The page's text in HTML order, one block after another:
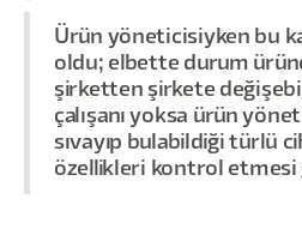
Ürün yöneticisiyken bu
oldu; elbette durum
şirketten şirkete
çalışanı yoksa ürün
sıvayıp bulabildiği türlü
özellikleri kontrol etmesi